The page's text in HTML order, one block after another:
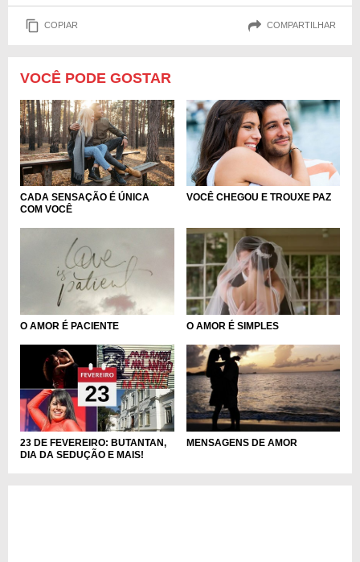
COPIAR COMPARTILHAR
VOCÊ PODE GOSTAR
CADA SENSAÇÃO É ÚNICA
COM VOCÊ
VOCÊ CHEGOU E TROUXE PAZ
O AMOR É PACIENTE O AMOR É SIMPLES
23 DE FEVEREIRO: BUTANTAN,
DIA DA SEDUÇÃO E MAIS!
MENSAGENS DE AMOR